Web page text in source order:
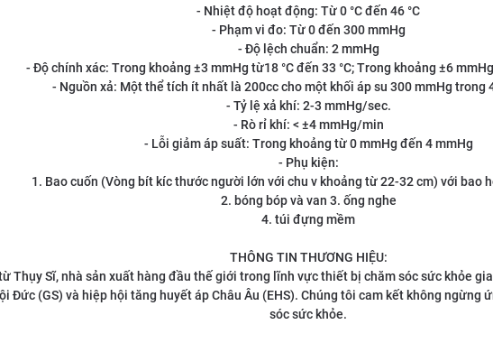
- Nhiệt độ hoạt động: Từ 0 °C đến 46 °C
- Phạm vi đo: Từ 0 đến 300 mmHg
- Độ lệch chuẩn: 2 mmHg
- Độ chính xác: Trong khoảng ±3 mmHg từ18 °C đến 33 °C; Trong khoảng ±6 mmHg
- Nguồn xả: Một thể tích ít nhất là 200cc cho một khối áp su 300 mmHg trong
- Tỷ lệ xả khí: 2-3 mmHg/sec.
- Rò rỉ khí: < ±4 mmHg/min
- Lỗi giảm áp suất: Trong khoảng từ 0 mmHg đến 4 mmHg
- Phụ kiện:
1. Bao cuốn (Vòng bít kíc thước người lớn với chu v khoảng từ 22-32 cm) với bao
2. bóng bóp và van 3. ống nghe
4. túi đựng mềm
THÔNG TIN THƯƠNG HIỆU:
Thụy Sĩ, nhà sản xuất hàng đầu thế giới trong lĩnh vực thiết bị chăm sóc sức khỏe
Đức (GS) và hiệp hội tăng huyết áp Châu Âu (EHS). Chúng tôi cam kết không
sóc sức khỏe.